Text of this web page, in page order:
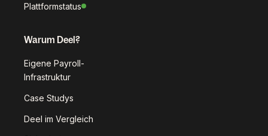
Plattformstatus
Warum Deel?
Eigene Payroll-
Infrastruktur
Case Studys
Deel im Vergleich